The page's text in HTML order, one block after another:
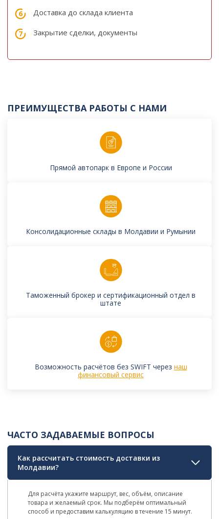
Доставка до склада клиента
Закрытие сделки, документы
ПРЕИМУЩЕСТВА РАБОТЫ С НАМИ
Прямой автопарк в Европе и России
Консолидационные склады в Молдавии и Румынии
Таможенный брокер и сертификационный отдел в
штате
Возможность расчётов без SWIFT через наш
финансовый сервис
ЧАСТО ЗАДАВАЕМЫЕ ВОПРОСЫ
Как рассчитать стоимость доставки из
Молдавии?
Для расчёта укажите маршрут, вес, объём, описание
товара и желаемый срок. Мы подберём оптимальный
способ и предоставим калькуляцию в течение 15 минут.